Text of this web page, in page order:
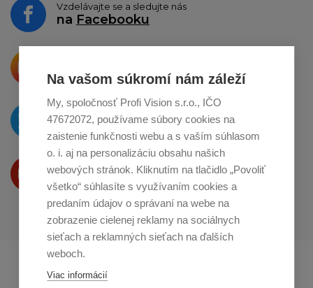
Na vašom súkromí nám záleží
My, spoločnosť Profi Vision s.r.o., IČO
47672072, používame súbory cookies na
zaistenie funkčnosti webu a s vaším súhlasom
o. i. aj na personalizáciu obsahu našich
webových stránok. Kliknutím na tlačidlo „Povoliť
všetko“ súhlasíte s využívaním cookies a
predaním údajov o správaní na webe na
zobrazenie cielenej reklamy na sociálnych
sieťach a reklamných sieťach na ďalších
weboch.
Viac informácií
Vzdelávajte se a sledujte nás
na Facebooku
o zdieľanie naInstagrame
O novinkách píšeme
naTwitteri
Produkty Vám predstavujeme
na Youtube
Profikuchař.cz